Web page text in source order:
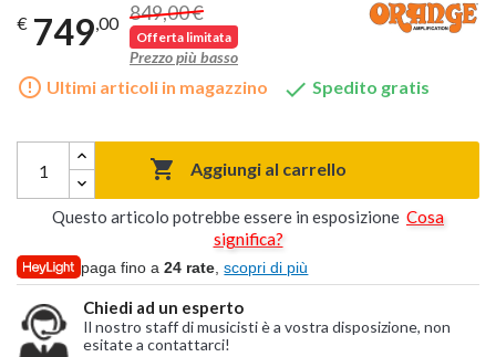
€ 749 ,00 849,00 €
Offerta limitata
Prezzo più basso
error_outline Ultimi articoli in magazzino  Spedito gratis
 Aggiungi al carrello
Questo articolo potrebbe essere in esposizione Cosa
significa?
paga fino a24 rate ,scopri di più
Chiedi ad un esperto
Il nostro staff di musicisti è a vostra disposizione, non
esitate a contattarci!